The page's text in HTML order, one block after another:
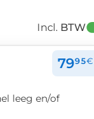
Incl. BTW
7995€
leeg en/of